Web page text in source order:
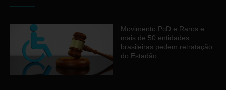
Movimento PcD e Raros e
mais de 50 entidades
brasileiras pedem retratação
do Estadão